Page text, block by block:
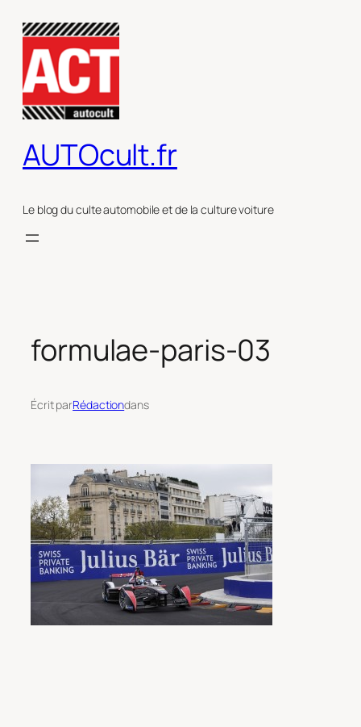
contenu
AUTOcult.fr
Le blog du culte automobile et de la culture voiture
formulae-paris-03
Écrit parRédactiondans